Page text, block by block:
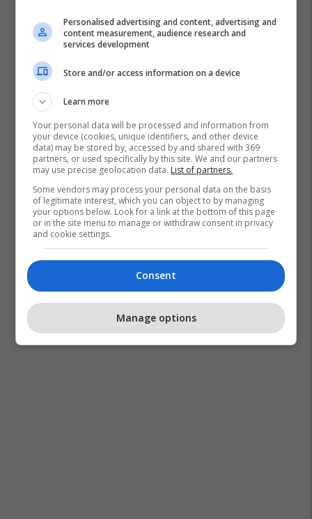
Ferrari
Personalised advertising and content, advertising and
content measurement, audience research and
services development
Store and/or access information on a device
Learn more
Your personal data will be processed and information from
your device (cookies, unique identifiers, and other device
data) may be stored by, accessed by and shared with 369
partners, or used specifically by this site. We and our partners
may use precise geolocation data. List of partners.
Some vendors may process your personal data on the basis
of legitimate interest, which you can object to by managing
your options below. Look for a link at the bottom of this page
or in the site menu to manage or withdraw consent in privacy
and cookie settings.
Consent
Manage options